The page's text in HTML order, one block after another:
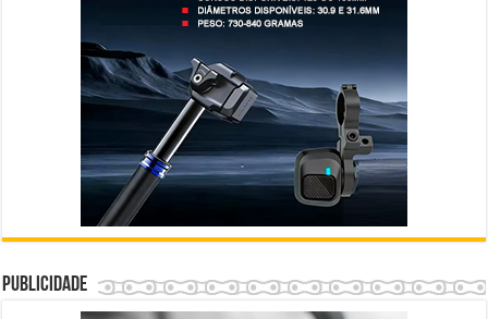
Publicidade